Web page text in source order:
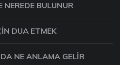
BULUNUR
DUA ETMEK
NE ANLAMA GELIR